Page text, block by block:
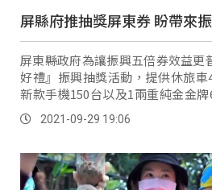
屏縣府推抽獎屏東券 盼帶來
屏東縣政府為讓振興五倍券效益更
好禮』振興抽獎活動，提供休旅
新款手機150台以及1兩重純金金
就有機會抽中大獎。
2021-09-29 19:06